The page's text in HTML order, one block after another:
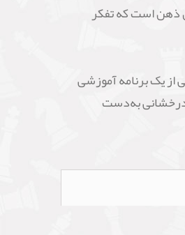
ذهن است که تفکر
از یک برنامه آموزشی
درخشانی به‌دست